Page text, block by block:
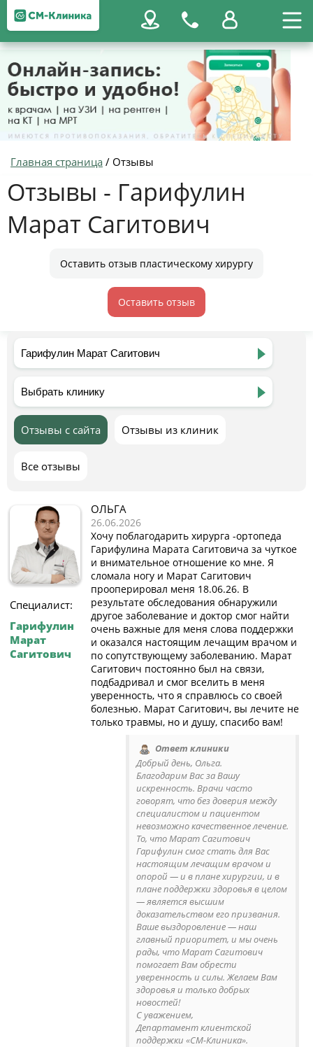
Главная страница / Отзывы
Отзывы - Гарифулин
Марат Сагитович
Оставить отзыв пластическому хирургу
Оставить отзыв
Отзывы с сайта Отзывы из клиник
Все отзывы
Специалист:
Гарифулин
Марат
Сагитович
ОЛЬГА
26.06.2026
Хочу поблагодарить хирурга -ортопеда
Гарифулина Марата Сагитовича за чуткое
и внимательное отношение ко мне. Я
сломала ногу и Марат Сагитович
прооперировал меня 18.06.26. В
результате обследования обнаружили
другое заболевание и доктор смог найти
очень важные для меня слова поддержки
и оказался настоящим лечащим врачом и
по сопутствующему заболеванию. Марат
Сагитович постоянно был на связи,
подбадривал и смог вселить в меня
уверенность, что я справлюсь со своей
болезнью. Марат Сагитович, вы лечите не
только травмы, но и душу, спасибо вам!
Ответ клиники
Добрый день, Ольга.
Благодарим Вас за Вашу
искренность. Врачи часто
говорят, что без доверия между
специалистом и пациентом
невозможно качественное лечение.
То, что Марат Сагитович
Гарифулин смог стать для Вас
настоящим лечащим врачом и
опорой — и в плане хирургии, и в
плане поддержки здоровья в целом
— является высшим
доказательством его призвания.
Ваше выздоровление — наш
главный приоритет, и мы очень
рады, что Марат Сагитович
помогает Вам обрести
уверенность и силы. Желаем Вам
здоровья и только добрых
новостей!
С уважением,
Департамент клиентской
поддержки «СМ-Клиника».